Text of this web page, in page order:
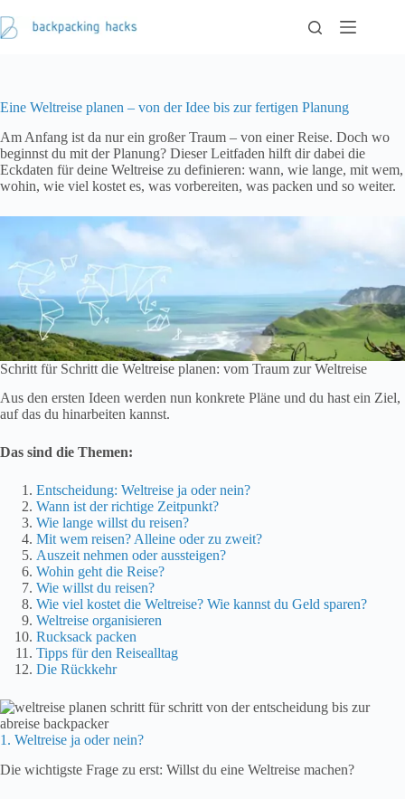
Inhalt
springen
Eine Weltreise planen – von der Idee bis zur fertigen Planung
Am Anfang ist da nur ein großer Traum – von einer Reise. Doch wo
beginnst du mit der Planung? Dieser Leitfaden hilft dir dabei die
Eckdaten für deine Weltreise zu definieren: wann, wie lange, mit wem,
wohin, wie viel kostet es, was vorbereiten, was packen und so weiter.
Schritt für Schritt die Weltreise planen: vom Traum zur Weltreise
Aus den ersten Ideen werden nun konkrete Pläne und du hast ein Ziel,
auf das du hinarbeiten kannst.
Das sind die Themen:
Entscheidung: Weltreise ja oder nein?
Wann ist der richtige Zeitpunkt?
Wie lange willst du reisen?
Mit wem reisen? Alleine oder zu zweit?
Auszeit nehmen oder aussteigen?
Wohin geht die Reise?
Wie willst du reisen?
Wie viel kostet die Weltreise? Wie kannst du Geld sparen?
Weltreise organisieren
Rucksack packen
Tipps für den Reisealltag
Die Rückkehr
1. Weltreise ja oder nein?
Die wichtigste Frage zu erst: Willst du eine Weltreise machen?